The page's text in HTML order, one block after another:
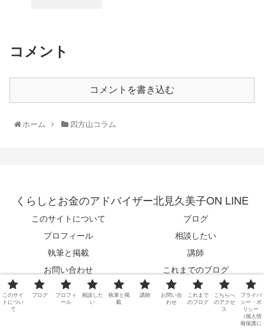
コメント
コメントを書き込む
ホーム 四方山コラム
くらしとお金のアドバイザー北見久美子ON LINE
このサイトについて
ブログ
プロフィール
相談したい
執筆と掲載
講師
お問い合わせ
これまでのブログ
こちらへのアクセス
プライバシー・ポリシー（個人情
報保護について）
このサイ
トについ
て
ブログ
プロフィ
ール
相談した
い
執筆と掲
載
講師
お問い合
わせ
これまで
のブログ
こちらへ
のアクセ
ス
プライバ
シー・ポ
リシー
（個人情
報保護に